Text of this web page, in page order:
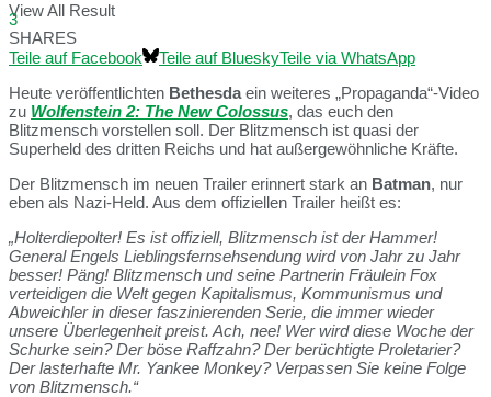
View All Result
3
SHARES
Teile auf Facebook
Teile auf BlueskyTeile via WhatsApp
Heute veröffentlichten Bethesdaein weiteres „Propaganda“-Video
zu Wolfenstein 2: The New Colossus, das euch den
Blitzmensch vorstellen soll. Der Blitzmensch ist quasi der
Superheld des dritten Reichs und hat außergewöhnliche Kräfte.
Der Blitzmensch im neuen Trailer erinnert stark an Batman, nur
eben als Nazi-Held. Aus dem offiziellen Trailer heißt es:
„Holterdiepolter! Es ist offiziell, Blitzmensch ist der Hammer!
General Engels Lieblingsfernsehsendung wird von Jahr zu Jahr
besser! Päng! Blitzmensch und seine Partnerin Fräulein Fox
verteidigen die Welt gegen Kapitalismus, Kommunismus und
Abweichler in dieser faszinierenden Serie, die immer wieder
unsere Überlegenheit preist. Ach, nee! Wer wird diese Woche der
Schurke sein? Der böse Raffzahn? Der berüchtigte Proletarier?
Der lasterhafte Mr. Yankee Monkey? Verpassen Sie keine Folge
von Blitzmensch.“